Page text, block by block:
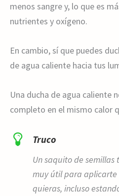
menos sangre y, lo que es
nutrientes y oxígeno.
En cambio, sí que puedes
de agua caliente hacia tus
Una ducha de agua caliente
completo en el mismo calor
Truco
Un saquito de
muy útil para
quieras, incluso